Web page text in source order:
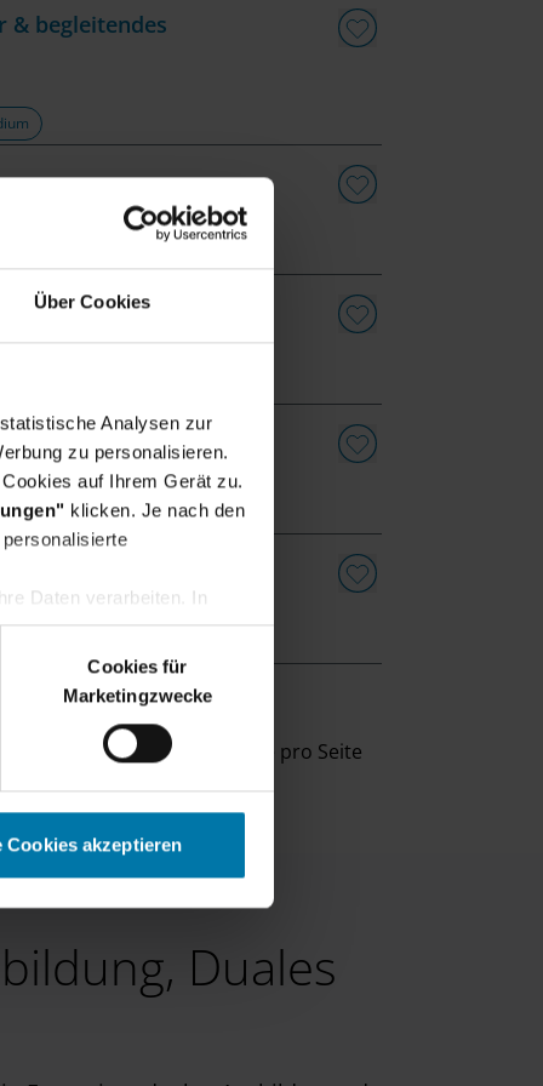
Über Cookies
Analysen zur
zu personalisieren.
auf Ihrem Gerät zu.
klicken. Je nach den
Daten verarbeiten. In
Cookies für
Marketingzwecke
Cookies akzeptieren
& begleitendes
Jobs & Duales Studium
Ergebnisse pro Seite
Duales